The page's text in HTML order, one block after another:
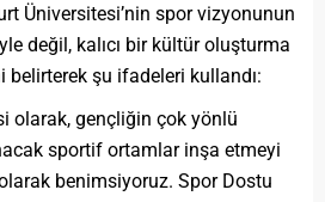
Üniversitesi’nin spor vizyonunun
değil, kalıcı bir kültür oluşturma
belirterek şu ifadeleri kullandı:
olarak, gençliğin çok yönlü
sportif ortamlar inşa etmeyi
benimsiyoruz. Spor Dostu